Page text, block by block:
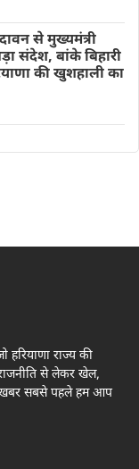
से मुख्यमंत्री
संदेश, बांके बिहारी
की खुशहाली का
हरियाणा राज्य की
से लेकर खेल,
खबर सबसे पहले हम आप